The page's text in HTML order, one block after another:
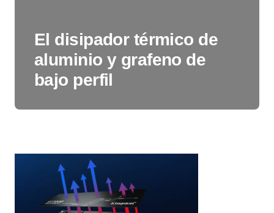
El disipador térmico de
aluminio y grafeno de
bajo perfil